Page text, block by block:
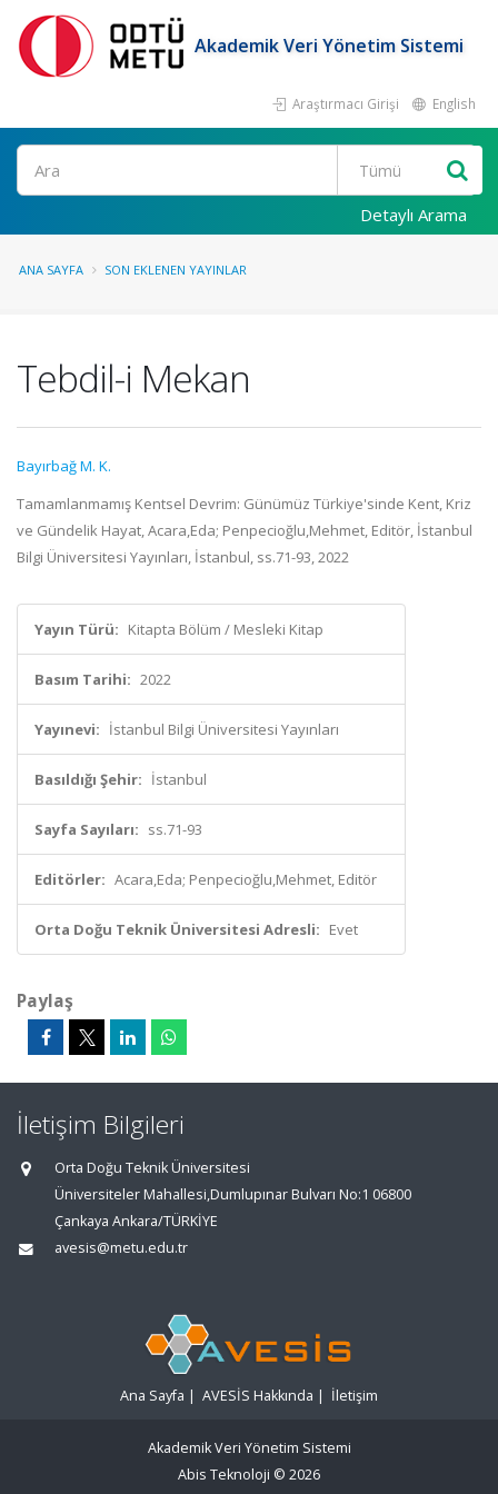
Akademik Veri Yönetim Sistemi
Araştırmacı Girişi English
Ara
Detaylı Arama
ANA SAYFA SON EKLENEN YAYINLAR
Tebdil-i Mekan
Bayırbağ M. K.
Tamamlanmamış Kentsel Devrim: Günümüz Türkiye'sinde Kent, Kriz
ve Gündelik Hayat, Acara,Eda; Penpecioğlu,Mehmet, Editör, İstanbul
Bilgi Üniversitesi Yayınları, İstanbul, ss.71-93, 2022
Yayın Türü: Kitapta Bölüm / Mesleki Kitap
Basım Tarihi: 2022
Yayınevi: İstanbul Bilgi Üniversitesi Yayınları
Basıldığı Şehir: İstanbul
Sayfa Sayıları: ss.71-93
Editörler: Acara,Eda; Penpecioğlu,Mehmet, Editör
Orta Doğu Teknik Üniversitesi Adresli: Evet
Paylaş
İletişim Bilgileri
Orta Doğu Teknik Üniversitesi
Üniversiteler Mahallesi,Dumlupınar Bulvarı No:1 06800
Çankaya Ankara/TÜRKİYE
avesis@metu.edu.tr
Ana Sayfa | AVESİS Hakkında | İletişim
Akademik Veri Yönetim Sistemi
Abis Teknoloji © 2026